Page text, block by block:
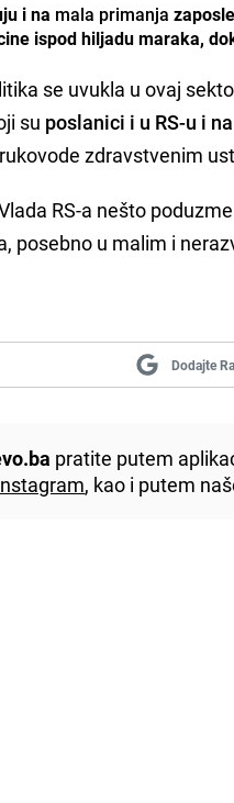
i na mala primanja
ispod hiljadu maraka,
se uvukla u ovaj
su poslanici i u RS-u i
zdravstvenim
RS-a nešto
posebno u malim i
Dodajte
pratite putem
, kao i putem